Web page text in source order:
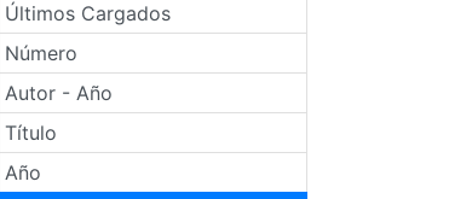
Últimos Cargados
Número
Autor - Año
Título
Año